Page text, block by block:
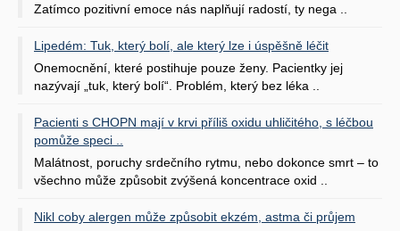
Zatímco pozitivní emoce nás naplňují radostí, ty nega ..
Lipedém: Tuk, který bolí, ale který lze i úspěšně léčit
Onemocnění, které postihuje pouze ženy. Pacientky jej
nazývají „tuk, který bolí“. Problém, který bez léka ..
Pacienti s CHOPN mají v krvi příliš oxidu uhličitého, s léčbou
pomůže speci ..
Malátnost, poruchy srdečního rytmu, nebo dokonce smrt – to
všechno může způsobit zvýšená koncentrace oxid ..
Nikl coby alergen může způsobit ekzém, astma či průjem